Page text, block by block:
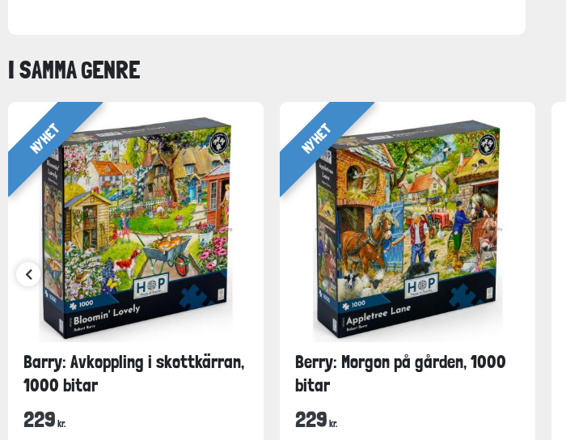
I SAMMA GENRE
NYHET
Barry: Avkoppling i skottkärran,
1000 bitar
229 kr.
NYHET
Berry: Morgon på gården, 1000
bitar
229 kr.